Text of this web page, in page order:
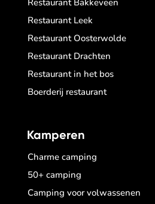
Restaurant Bakkeveen
Restaurant Leek
Restaurant Oosterwolde
Restaurant Drachten
Restaurant in het bos
Boerderij restaurant
Kamperen
Charme camping
50+ camping
Camping voor volwassenen